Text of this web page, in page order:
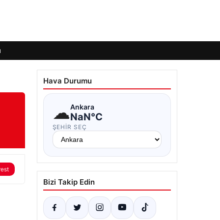
Hava Durumu
☁Ankara
NaN°C
ŞEHIR SEÇ
Bizi Takip Edin